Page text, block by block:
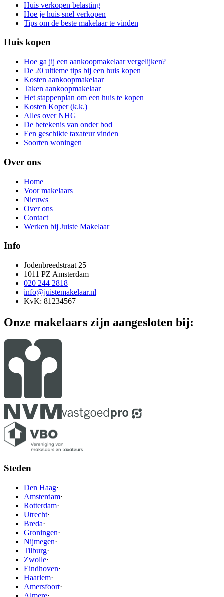
Huis verkopen belasting
Hoe je huis snel verkopen
Tips om de beste makelaar te vinden
Huis kopen
Hoe ga jij een aankoopmakelaar vergelijken?
De 20 ultieme tips bij een huis kopen
Kosten aankoopmakelaar
Taken aankoopmakelaar
Het stappenplan om een huis te kopen
Kosten Koper (k.k.)
Alles over NHG
De betekenis van onder bod
Een geschikte taxateur vinden
Soorten woningen
Over ons
Home
Voor makelaars
Nieuws
Over ons
Contact
Werken bij Juiste Makelaar
Info
Jodenbreedstraat 25
1011 PZ Amsterdam
020 244 2818
info@juistemakelaar.nl
KvK: 81234567
Onze makelaars zijn aangesloten bij:
Steden
Den Haag·
Amsterdam·
Rotterdam·
Utrecht·
Breda·
Groningen·
Nijmegen·
Tilburg·
Zwolle·
Eindhoven·
Haarlem·
Amersfoort·
Almere·